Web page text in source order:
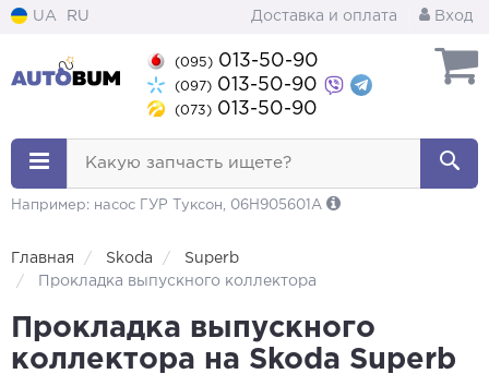
UA RU Доставка и оплата Вход
(095) 013-50-90
(097) 013-50-90
(073) 013-50-90
Какую запчасть ищете?
Например: насос ГУР Туксон, 06H905601A
Главная Skoda
Superb
Прокладка выпускного коллектора
Прокладка выпускного
коллектора на Skoda Superb